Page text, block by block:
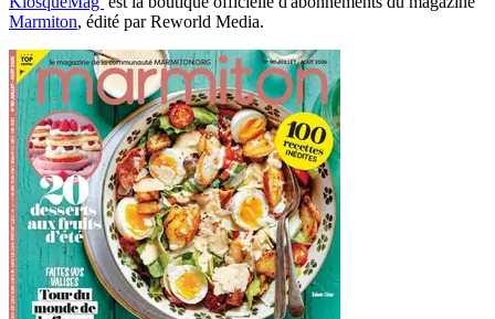
Marmiton, édité par Reworld Media.